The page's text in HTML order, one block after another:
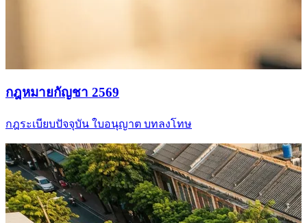
กฎหมายกัญชา 2569
กฎระเบียบปัจจุบัน ใบอนุญาต บทลงโทษ